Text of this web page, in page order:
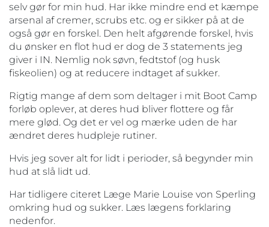
selv gør for min hud. Har ikke mindre end et kæmpe
arsenal af cremer, scrubs etc. og er sikker på at de
også gør en forskel. Den helt afgørende forskel, hvis
du ønsker en flot hud er dog de 3 statements jeg
giver i IN. Nemlig nok søvn, fedtstof (og husk
fiskeolien) og at reducere indtaget af sukker.
Rigtig mange af dem som deltager i mit Boot Camp
forløb oplever, at deres hud bliver flottere og får
mere glød. Og det er vel og mærke uden de har
ændret deres hudpleje rutiner.
Hvis jeg sover alt for lidt i perioder, så begynder min
hud at slå lidt ud.
Har tidligere citeret Læge Marie Louise von Sperling
omkring hud og sukker. Læs lægens forklaring
nedenfor.